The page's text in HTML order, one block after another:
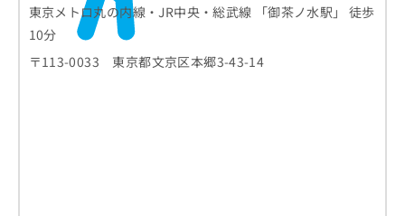
東京メトロ丸の内線・JR中央・総武線 「御茶ノ水駅」 徒歩
10分
〒113-0033 東京都文京区本郷3-43-14